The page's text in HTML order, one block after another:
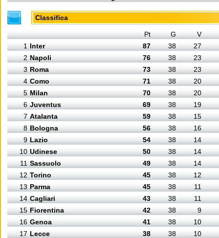
Classifica
Pt G
V
1 Inter 87 38
27
2 Napoli 76 38
23
3 Roma 73 38
23
4 Como 71 38
20
5 Milan 70 38
20
6 Juventus 69 38
19
7 Atalanta 59 38
15
8 Bologna 56 38
16
9 Lazio 54 38
14
10 Udinese 50 38
14
11 Sassuolo 49 38
14
12 Torino 45 38
12
13 Parma 45 38
11
14 Cagliari 43 38
11
15 Fiorentina 42 38
9
16 Genoa 41 38
10
17 Lecce 38 38
10